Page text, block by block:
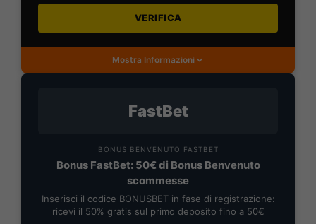
VERIFICA
Mostra Informazioni
FastBet
BONUS BENVENUTO FASTBET
Bonus FastBet: 50€ di Bonus Benvenuto
scommesse
Inserisci il codice BONUSBET in fase di registrazione:
ricevi il 50% gratis sul primo deposito fino a 50€